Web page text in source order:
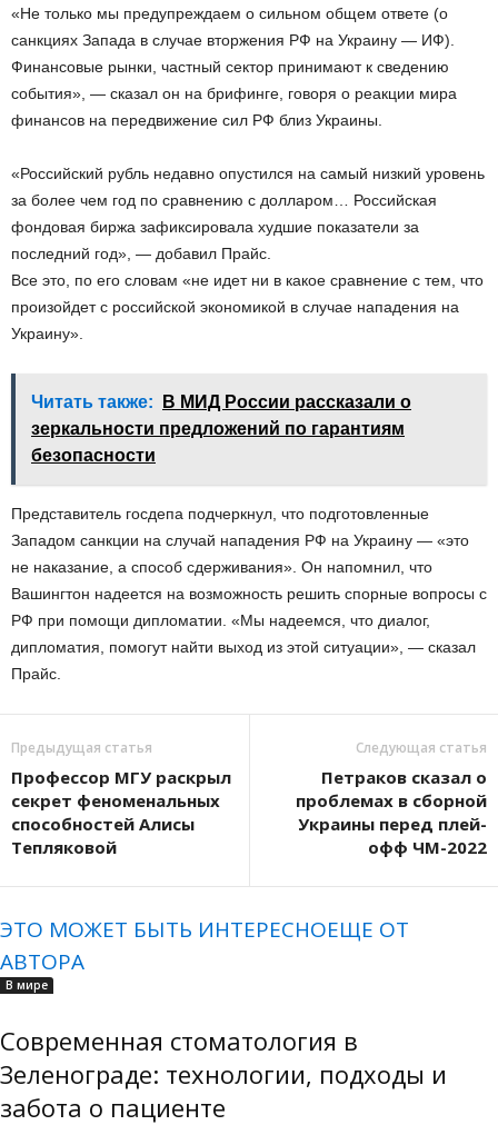
«Не только мы предупреждаем о сильном общем ответе (о
санкциях Запада в случае вторжения РФ на Украину — ИФ).
Финансовые рынки, частный сектор принимают к сведению
события», — сказал он на брифинге, говоря о реакции мира
финансов на передвижение сил РФ близ Украины.
«Российский рубль недавно опустился на самый низкий уровень
за более чем год по сравнению с долларом… Российская
фондовая биржа зафиксировала худшие показатели за
последний год», — добавил Прайс.
Все это, по его словам «не идет ни в какое сравнение с тем, что
произойдет с российской экономикой в случае нападения на
Украину».
Читать также:
В МИД России рассказали о
зеркальности предложений по гарантиям
безопасности
Представитель госдепа подчеркнул, что подготовленные
Западом санкции на случай нападения РФ на Украину — «это
не наказание, а способ сдерживания». Он напомнил, что
Вашингтон надеется на возможность решить спорные вопросы с
РФ при помощи дипломатии. «Мы надеемся, что диалог,
дипломатия, помогут найти выход из этой ситуации», — сказал
Прайс.
Предыдущая статья
Профессор МГУ раскрыл
секрет феноменальных
способностей Алисы
Тепляковой
Следующая статья
Петраков сказал о
проблемах в сборной
Украины перед плей-
офф ЧМ-2022
ЭТО МОЖЕТ БЫТЬ ИНТЕРЕСНОЕЩЕ ОТ
АВТОРА
В мире
Современная стоматология в
Зеленограде: технологии, подходы и
забота о пациенте